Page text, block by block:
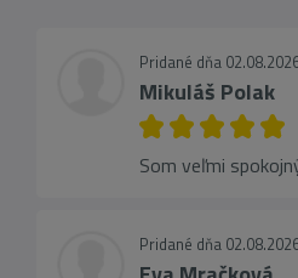
Pridané dňa
Mikuláš Polak
Som veľmi
Pridané dňa